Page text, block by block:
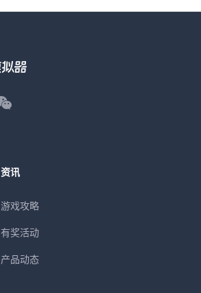
资讯
游戏攻略
有奖活动
产品动态